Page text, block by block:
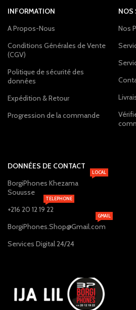
INFORMATION
A Propos-Nous
Conditions Générales de Vente
(CGV)
Politique de sécurité des
données
Expédition & Retour
Progression de la commande
NOS
Nos
DONNÉES DE CONTACT
BorgiPhones Khezama
Souusse
LOCAL
+216 20 12 19 22
TELEPHONE
BorgiPhones.Shop@Gmail.com
GMAIL
Services Digital 24/24